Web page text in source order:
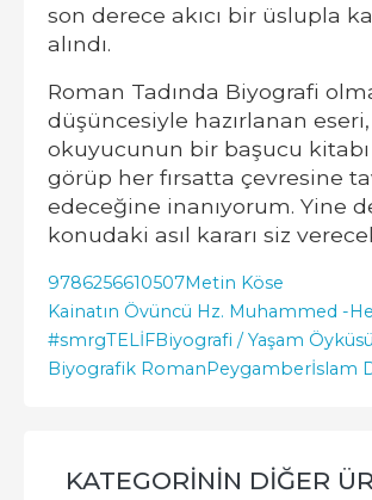
son derece akıcı bir üslupla
alındı.
Roman Tadında Biyografi
düşüncesiyle hazırlanan eseri,
okuyucunun bir başucu
görüp her fırsatta çevresine
edeceğine inanıyorum. Yine
konudaki asıl kararı siz
9786256610507Metin Köse
Kainatın Övüncü Hz. Muhammed -
#smrgTELİFBiyografi / Yaşam Öyküsü
Biyografik RomanPeygamberİslam
KATEGORININ DIĞER